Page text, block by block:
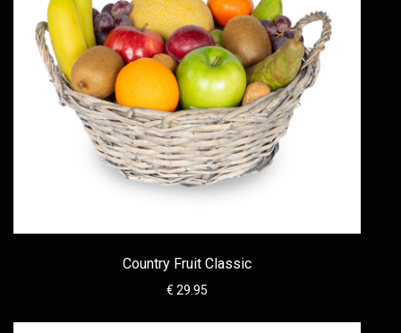
Country Fruit Classic
€ 29.95